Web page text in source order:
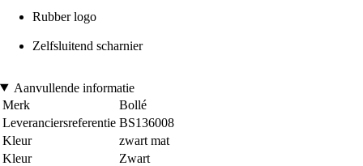
Rubber logo
Zelfsluitend scharnier
Aanvullende informatie
Merk
Bollé
Leveranciersreferentie BS136008
Kleur
zwart mat
Kleur
Zwart